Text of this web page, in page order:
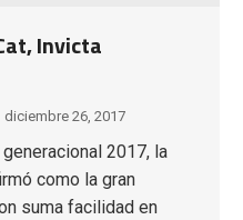
Invicta
diciembre 26, 2017
2017, la
como la gran
suma facilidad en